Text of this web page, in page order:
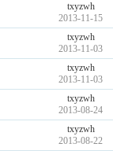
txyzwh
2013-11-15
txyzwh
2013-11-03
txyzwh
2013-11-03
txyzwh
2013-08-24
txyzwh
2013-08-22